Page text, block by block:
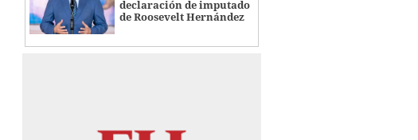
declaración de imputado
de Roosevelt Hernández